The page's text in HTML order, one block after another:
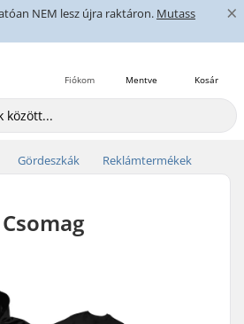
NEM lesz újra raktáron. Mutass
×
Kosár
Mentve
Fiókom
Gördeszkák Reklámtermékek